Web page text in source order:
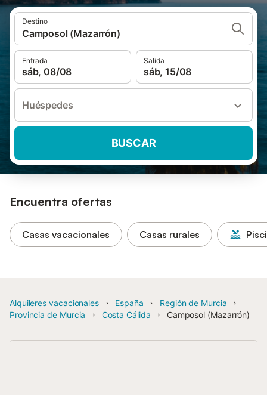
Destino
Camposol (Mazarrón)
Entrada
sáb, 08/08
Salida
sáb, 15/08
Huéspedes
BUSCAR
Encuentra ofertas
Casas vacacionales Casas rurales
Alquileres vacacionales España
Región de Murcia
Provincia de Murcia
Costa Cálida Camposol (Mazarrón)